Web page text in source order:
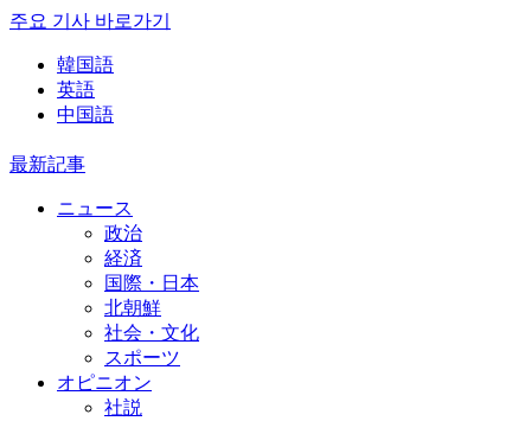
주요 기사 바로가기
韓国語
英語
中国語
最新記事
ニュース
政治
経済
国際・日本
北朝鮮
社会・文化
スポーツ
オピニオン
社説